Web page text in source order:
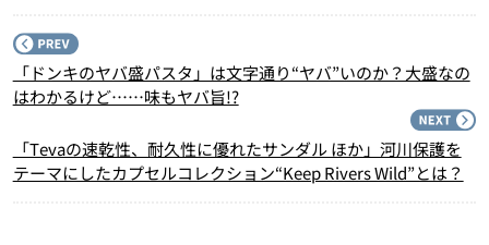
「ドンキのヤバ盛パスタ」は文字通り“ヤバ”いのか？大盛なの
はわかるけど……味もヤバ旨!?
「Tevaの速乾性、耐久性に優れたサンダル ほか」河川保護を
テーマにしたカプセルコレクション“Keep Rivers Wild”とは？